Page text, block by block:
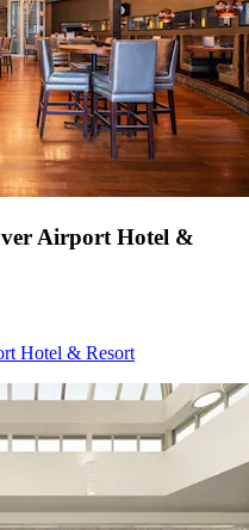
Airport Hotel &
Hotel & Resort